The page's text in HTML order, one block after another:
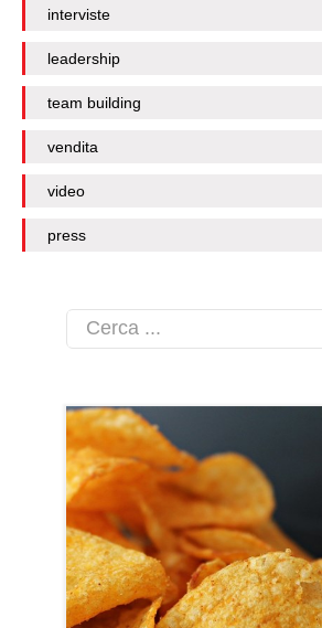
interviste
leadership
team building
vendita
video
press